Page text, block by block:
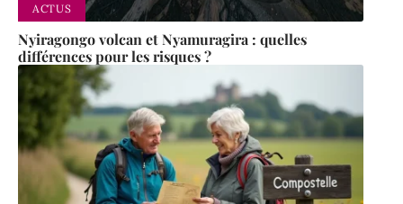
ACTUS
Nyiragongo volcan et Nyamuragira : quelles
différences pour les risques ?